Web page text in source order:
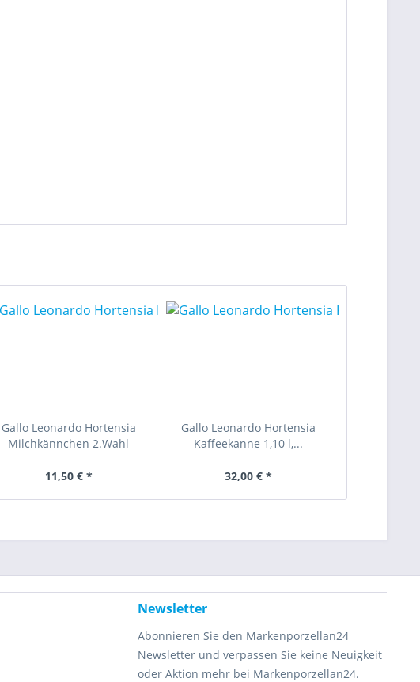
Gallo Leonardo Hortensia
Milchkännchen 2.Wahl
11,50 € *
Gallo Leonardo Hortensia
Kaffeekanne 1,10 l,...
32,00 € *
Newsletter
Abonnieren Sie den Markenporzellan24
Newsletter und verpassen Sie keine Neuigkeit
oder Aktion mehr bei Markenporzellan24.